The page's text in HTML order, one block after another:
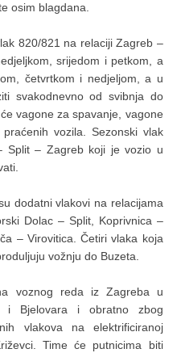
osim blagdana.
820/821 na relaciji Zagreb –
srijedom i petkom, a
četvrtkom i nedjeljom, a u
svakodnevno od svibnja do
vagone za spavanje, vagone
vozila. Sezonski vlak
Split – Zagreb koji je vozio u
dodatni vlakovi na relacijama
Dolac – Split, Koprivnica –
– Virovitica. Četiri vlaka koja
vožnju do Buzeta.
voznog reda iz Zagreba u
i Bjelovara i obratno zbog
vlakova na elektrificiranoj
Time će putnicima biti